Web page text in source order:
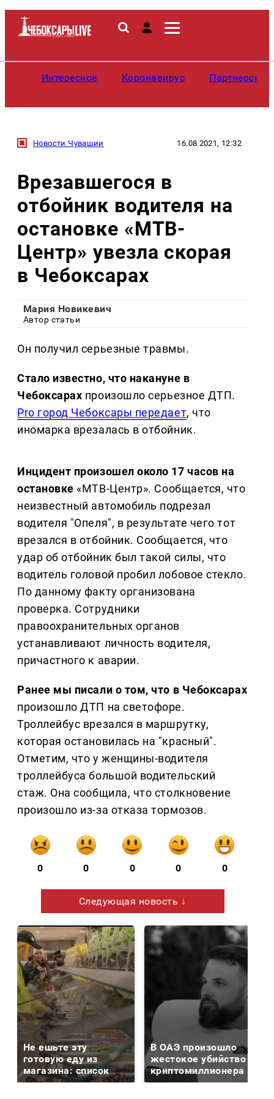
Интересное Коронавирус
Новости Чувашии 16.08.2021, 12:32
Врезавшегося в
отбойник водителя на
остановке «МТВ-
Центр» увезла скорая
в Чебоксарах
Мария Новикевич
Автор статьи
Он получил серьезные травмы.
Стало известно, что накануне в
Чебоксарах произошло серьезное ДТП.
Pro город Чебоксары передает, что
иномарка врезалась в отбойник.
Инцидент произошел около 17 часов на
остановке «МТВ-Центр». Сообщается, что
неизвестный автомобиль подрезал
водителя "Опеля", в результате чего тот
врезался в отбойник. Сообщается, что
удар об отбойник был такой силы, что
водитель головой пробил лобовое стекло.
По данному факту организована
проверка. Сотрудники
правоохранительных органов
устанавливают личность водителя,
причастного к аварии.
Ранее мы писали о том, что в Чебоксарах
произошло ДТП на светофоре.
Троллейбус врезался в маршрутку,
которая остановилась на "красный".
Отметим, что у женщины-водителя
троллейбуса большой водительский
стаж. Она сообщила, что столкновение
произошло из-за отказа тормозов.
0 0 0 0 0
Следующая новость ↓
Не ешьте эту
готовую еду из
магазина: список
В ОАЭ произошло
жестокое убийство
криптомиллионера